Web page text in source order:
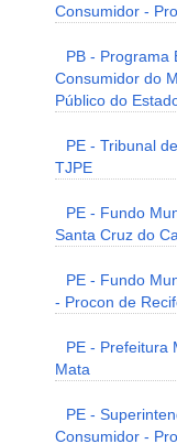
Consumidor -
PB - Programa
Consumidor do
Público do
PE - Tribunal
TJPE
PE - Fundo
Santa Cruz do
PE - Fundo
- Procon de
PE - Prefeitura
Mata
PE -
Consumidor -